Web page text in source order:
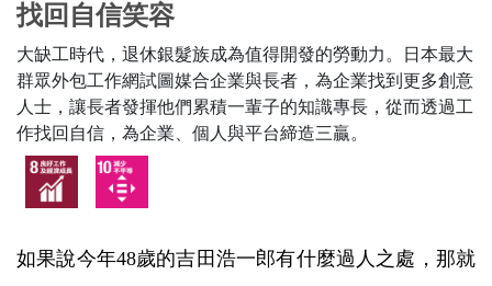
找回自信笑容
大缺工時代，退休銀髮族成為值得開發的勞動力。日本最大
群眾外包工作網試圖媒合企業與長者，為企業找到更多創意
人士，讓長者發揮他們累積一輩子的知識專長，從而透過工
作找回自信，為企業、個人與平台締造三贏。
如果說今年48歲的吉田浩一郎有什麼過人之處，那就